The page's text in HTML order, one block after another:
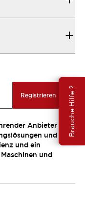
Brauche Hilfe ?
Registrieren
Anbieter
und
und ein
und